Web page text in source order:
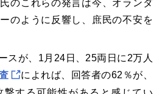
のこれらの発言は今、オランダ
のように反響し、庶民の不安を
スが、1月24日、25両日に2万人
によれば、回答者の62％が、